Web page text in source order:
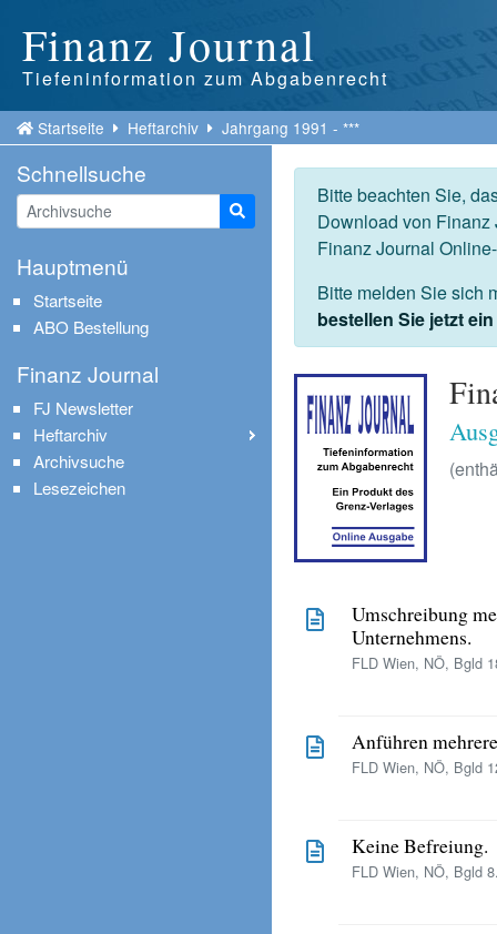
Finanz Journal
Tiefeninformation zum Abgabenrecht
Startseite Heftarchiv Jahrgang 1991 - ***
Bitte beachten Sie,
Download von
Finanz Journal
Bitte melden Sie sich
bestellen Sie jetzt
Umschreibung
Unternehmens.
FLD Wien, NÖ, Bgld
Anführen
FLD Wien, NÖ, Bgld
Keine Befreiung.
FLD Wien, NÖ, Bgld
Schnellsuche
Suche starten
Hauptmenü
Startseite
ABO Bestellung
Finanz Journal
FJ Newsletter
Heftarchiv
Archivsuche
Lesezeichen